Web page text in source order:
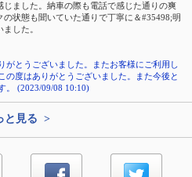
ました。納車の際も電話で感じた通りの爽
状態も聞いていた通りで丁寧に＆#35498;明
した。
がとうございました。またお客様にご利用し
の度はありがとうございました。また今後と
。 (2023/09/08 10:10)
と見る >